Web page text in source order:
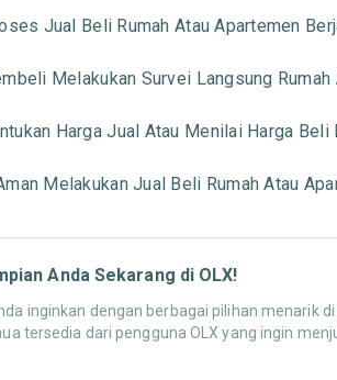
Jual Beli Rumah Atau Apartemen
Melakukan Survei Langsung
Harga Jual Atau Menilai Harga Beli
Melakukan Jual Beli Rumah Atau
Anda Sekarang di OLX!
inginkan dengan berbagai pilihan menarik
tersedia dari pengguna OLX yang ingin